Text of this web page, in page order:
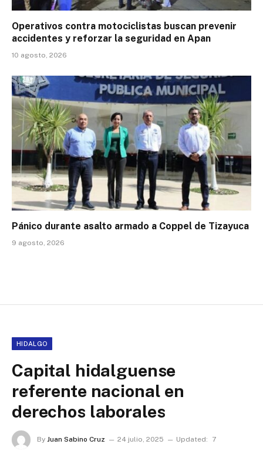
Operativos contra motociclistas buscan prevenir
accidentes y reforzar la seguridad en Apan
10 agosto, 2026
Pánico durante asalto armado a Coppel de Tizayuca
9 agosto, 2026
HIDALGO
Capital hidalguense
referente nacional en
derechos laborales
By Juan Sabino Cruz 24 julio, 2025 Updated: 7